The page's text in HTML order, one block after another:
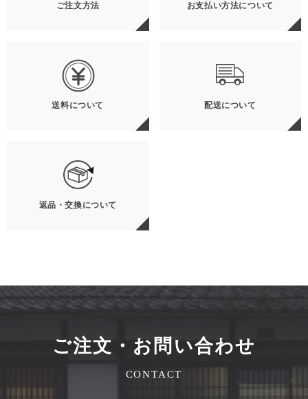
ご注文方法 お支払い方法について
送料について 配送について
返品・交換について
ご注文・お問い合わせ
CONTACT